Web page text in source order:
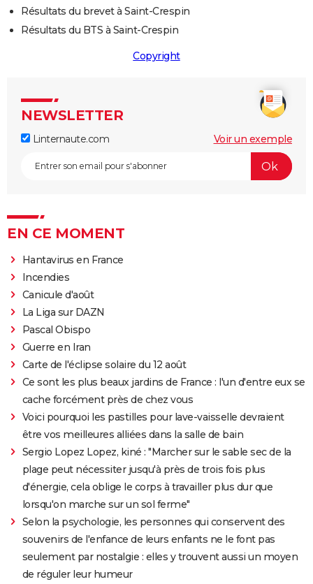
Résultats du brevet à Saint-Crespin
Résultats du BTS à Saint-Crespin
Copyright
NEWSLETTER
Linternaute.com Voir un exemple
EN CE MOMENT
Hantavirus en France
Incendies
Canicule d'août
La Liga sur DAZN
Pascal Obispo
Guerre en Iran
Carte de l'éclipse solaire du 12 août
Ce sont les plus beaux jardins de France : l'un d'entre eux se
cache forcément près de chez vous
Voici pourquoi les pastilles pour lave-vaisselle devraient
être vos meilleures alliées dans la salle de bain
Sergio Lopez Lopez, kiné : "Marcher sur le sable sec de la
plage peut nécessiter jusqu'à près de trois fois plus
d'énergie, cela oblige le corps à travailler plus dur que
lorsqu'on marche sur un sol ferme"
Selon la psychologie, les personnes qui conservent des
souvenirs de l'enfance de leurs enfants ne le font pas
seulement par nostalgie : elles y trouvent aussi un moyen
de réguler leur humeur